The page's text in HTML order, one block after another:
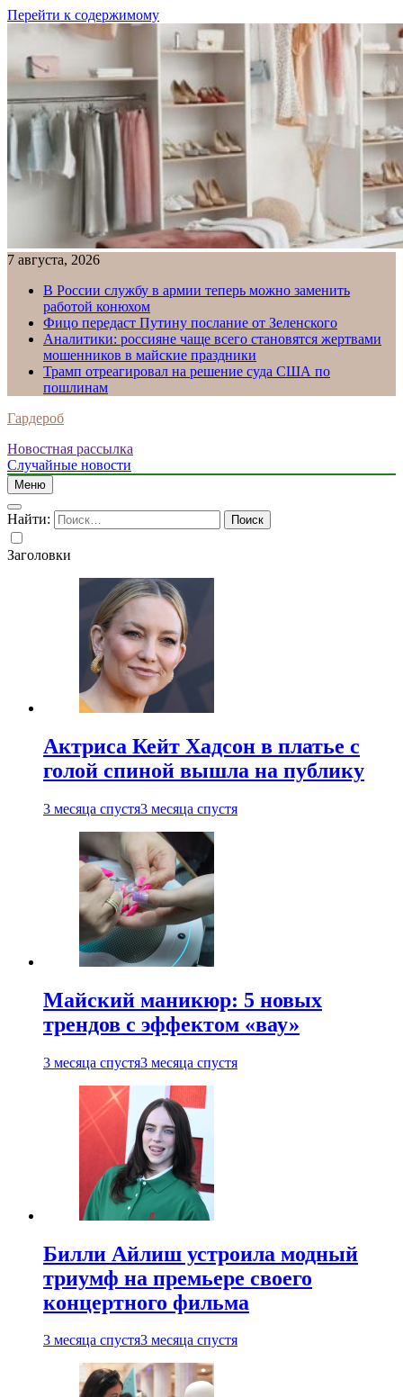
Перейти к содержимому
7 августа, 2026
В России службу в армии теперь можно заменить
работой конюхом
Фицо передаст Путину послание от Зеленского
Аналитики: россияне чаще всего становятся жертвами
мошенников в майские праздники
Трамп отреагировал на решение суда США по
пошлинам
Гардероб
Новостная рассылка
Случайные новости
Меню
Найти:
Заголовки
Актриса Кейт Хадсон в платье с
голой спиной вышла на публику
3 месяца спустя3 месяца спустя
Майский маникюр: 5 новых
трендов с эффектом «вау»
3 месяца спустя3 месяца спустя
Билли Айлиш устроила модный
триумф на премьере своего
концертного фильма
3 месяца спустя3 месяца спустя